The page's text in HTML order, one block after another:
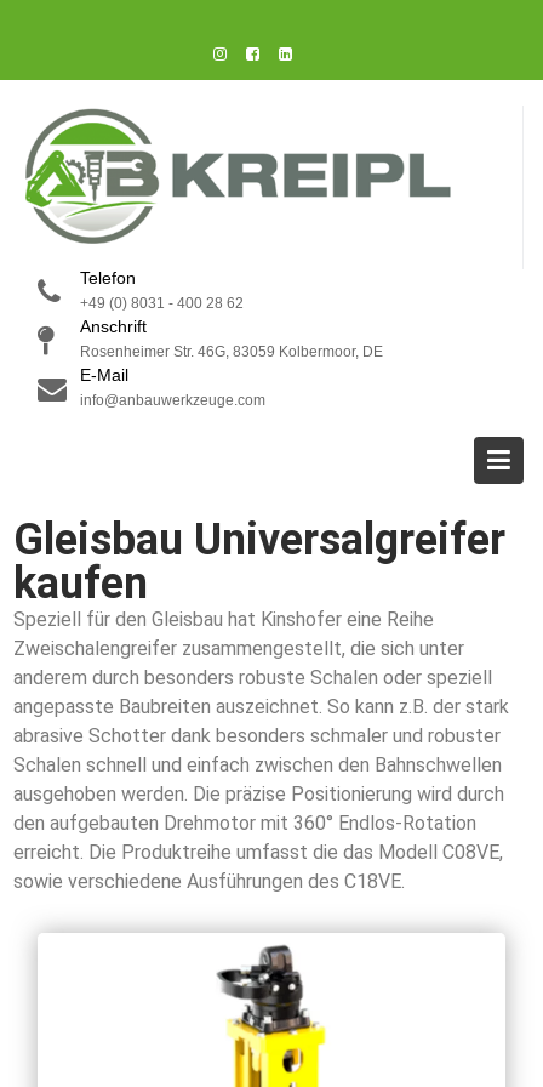
Telefon
+49 (0) 8031 - 400 28 62
Anschrift
Rosenheimer Str. 46G, 83059 Kolbermoor, DE
E-Mail
info@anbauwerkzeuge.com
Gleisbau Universalgreifer
kaufen
Speziell für den Gleisbau hat Kinshofer eine Reihe
Zweischalengreifer zusammengestellt, die sich unter
anderem durch besonders robuste Schalen oder speziell
angepasste Baubreiten auszeichnet. So kann z.B. der stark
abrasive Schotter dank besonders schmaler und robuster
Schalen schnell und einfach zwischen den Bahnschwellen
ausgehoben werden. Die präzise Positionierung wird durch
den aufgebauten Drehmotor mit 360° Endlos-Rotation
erreicht. Die Produktreihe umfasst die das Modell C08VE,
sowie verschiedene Ausführungen des C18VE.